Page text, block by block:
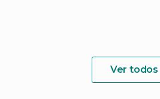
Ver todos